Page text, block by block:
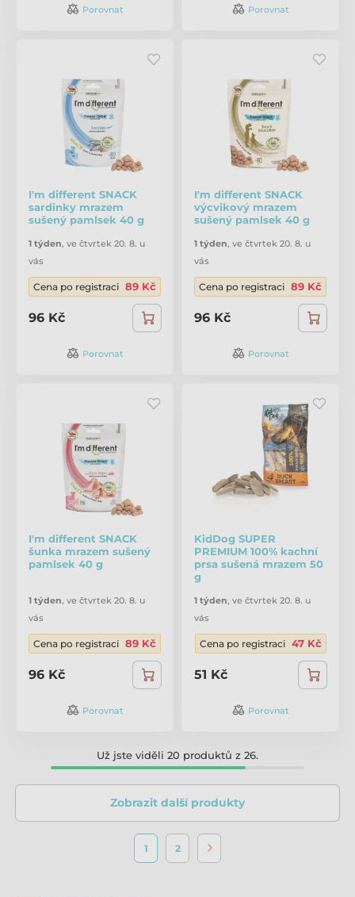
Porovnat Porovnat
I'm different SNACK
sardinky mrazem
sušený pamlsek 40 g
1 týden, ve čtvrtek 20. 8. u
vás
Cena po registraci 89 Kč
96 Kč
Porovnat
I'm different SNACK
výcvikový mrazem
sušený pamlsek 40 g
1 týden, ve čtvrtek 20. 8. u
vás
Cena po registraci 89 Kč
96 Kč
Porovnat
I'm different SNACK
šunka mrazem sušený
pamlsek 40 g
1 týden, ve čtvrtek 20. 8. u
vás
Cena po registraci 89 Kč
96 Kč
Porovnat
KidDog SUPER
PREMIUM 100% kachní
prsa sušená mrazem 50
g
1 týden, ve čtvrtek 20. 8. u
vás
Cena po registraci 47 Kč
51 Kč
Porovnat
Už jste viděli 20 produktů z 26.
Zobrazit další produkty
1 2